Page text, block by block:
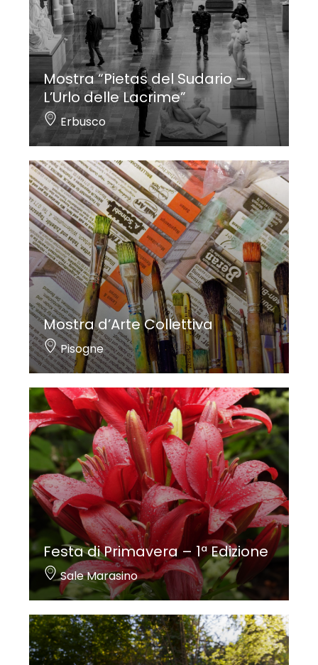
Mostra “Pietas del Sudario –
L’Urlo delle Lacrime”
Erbusco
Mostra d’Arte Collettiva
Pisogne
Festa di Primavera – 1ª Edizione
Sale Marasino